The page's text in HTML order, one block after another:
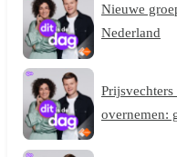
Nieuwe
Nederland
overnemen: